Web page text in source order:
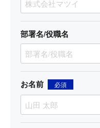
部署名/役職名
お名前 必須